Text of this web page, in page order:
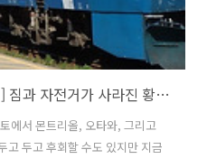
미국 자전거 횡단 #37 [~71일] 짐과 자전거가 사라진 황당 사건
에서 몬트리올, 오타와, 그리고
고 두고 후회할 수도 있지만 지금